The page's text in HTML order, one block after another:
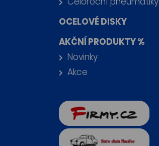
OCELOVÉ DISKY
AKČNÍ PRODUKTY %
Novinky
Akce
firmy.cz
Retro auta Havířov